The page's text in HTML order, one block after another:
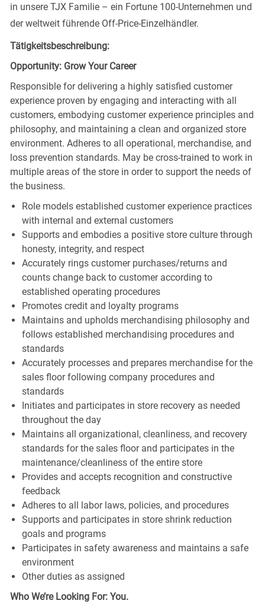
in unsere TJX Familie – ein Fortune 100-Unternehmen und
der weltweit führende Off-Price-Einzelhändler.
Tätigkeitsbeschreibung:
Opportunity: Grow Your Career
Responsible for delivering a highly satisfied customer
experience proven by engaging and interacting with all
customers, embodying customer experience principles and
philosophy, and maintaining a clean and organized store
environment. Adheres to all operational, merchandise, and
loss prevention standards. May be cross-trained to work in
multiple areas of the store in order to support the needs of
the business.
Role models established customer experience practices
with internal and external customers
Supports and embodies a positive store culture through
honesty, integrity, and respect
Accurately rings customer purchases/returns and
counts change back to customer according to
established operating procedures
Promotes credit and loyalty programs
Maintains and upholds merchandising philosophy and
follows established merchandising procedures and
standards
Accurately processes and prepares merchandise for the
sales floor following company procedures and
standards
Initiates and participates in store recovery as needed
throughout the day
Maintains all organizational, cleanliness, and recovery
standards for the sales floor and participates in the
maintenance/cleanliness of the entire store
Provides and accepts recognition and constructive
feedback
Adheres to all labor laws, policies, and procedures
Supports and participates in store shrink reduction
goals and programs
Participates in safety awareness and maintains a safe
environment
Other duties as assigned
Who We’re Looking For: You.